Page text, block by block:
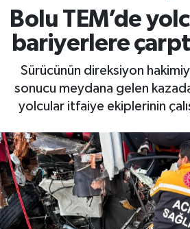
Bolu TEM’de
bariyerlere
Sürücünün direksiyon
sonucu meydana gelen
yolcular itfaiye ekiplerinin